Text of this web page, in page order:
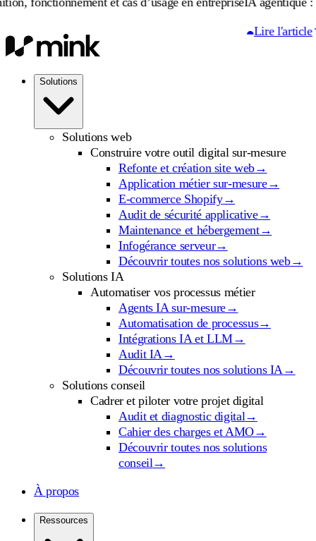
Lire l'article
Solutions
Solutions web
Construire votre outil digital sur-mesure
Refonte et création site web→
Application métier sur-mesure→
E-commerce Shopify→
Audit de sécurité applicative→
Maintenance et hébergement→
Infogérance serveur→
Découvrir toutes nos solutions web→
Solutions IA
Automatiser vos processus métier
Agents IA sur-mesure→
Automatisation de processus→
Intégrations IA et LLM→
Audit IA→
Découvrir toutes nos solutions IA→
Solutions conseil
Cadrer et piloter votre projet digital
Audit et diagnostic digital→
Cahier des charges et AMO→
Découvrir toutes nos solutions
conseil→
À propos
Ressources